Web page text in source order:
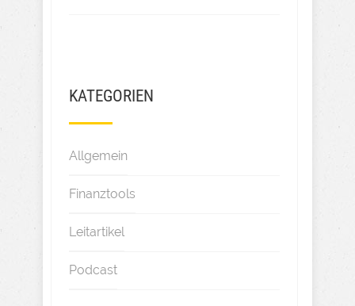
KATEGORIEN
Allgemein
Finanztools
Leitartikel
Podcast